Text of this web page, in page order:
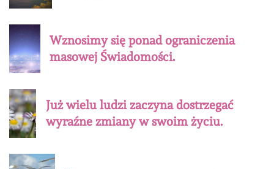
Wznosimy się ponad ograniczenia
masowej Świadomości.
Już wielu ludzi zaczyna dostrzegać
wyraźne zmiany w swoim życiu.